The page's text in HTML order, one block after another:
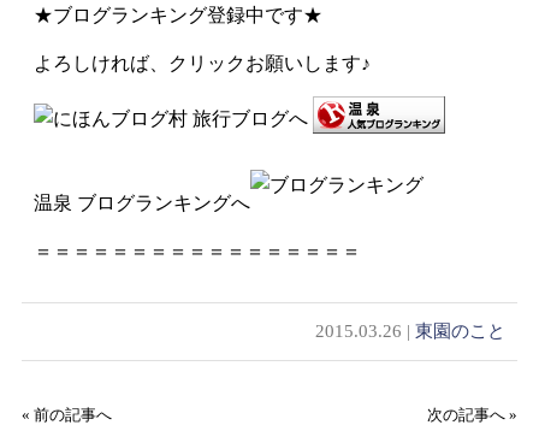
★ブログランキング登録中です★
よろしければ、クリックお願いします♪
温泉 ブログランキングへ
＝＝＝＝＝＝＝＝＝＝＝＝＝＝＝＝＝
2015.03.26 |東園のこと
« 前の記事へ 次の記事へ »